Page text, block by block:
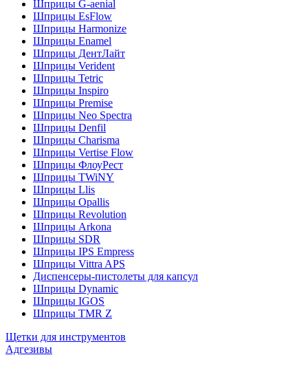
Шприцы G-aenial
Шприцы EsFlow
Шприцы Harmonize
Шприцы Enamel
Шприцы ДентЛайт
Шприцы Verident
Шприцы Tetric
Шприцы Inspiro
Шприцы Premise
Шприцы Neo Spectra
Шприцы Denfil
Шприцы Charisma
Шприцы Vertise Flow
Шприцы ФлоуРест
Шприцы TWiNY
Шприцы Llis
Шприцы Opallis
Шприцы Revolution
Шприцы Arkona
Шприцы SDR
Шприцы IPS Empress
Шприцы Vittra APS
Диспенсеры-пистолеты для капсул
Шприцы Dynamic
Шприцы IGOS
Шприцы TMR Z
Щетки для инструментов
Адгезивы